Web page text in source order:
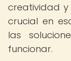
creatividad y
crucial en
las
funcionar.